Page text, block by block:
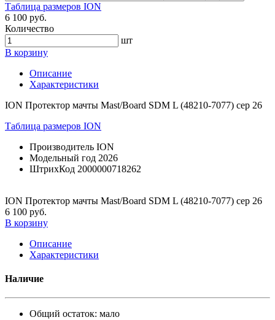
Таблица размеров ION
6 100 руб.
Количество
шт
В корзину
Описание
Характеристики
ION Протектор мачты Mast/Board SDM L (48210-7077) сер 26
Таблица размеров ION
Производитель ION
Модельный год 2026
ШтрихКод 2000000718262
ION Протектор мачты Mast/Board SDM L (48210-7077) сер 26
6 100 руб.
В корзину
Описание
Характеристики
Наличие
Общий остаток: мало